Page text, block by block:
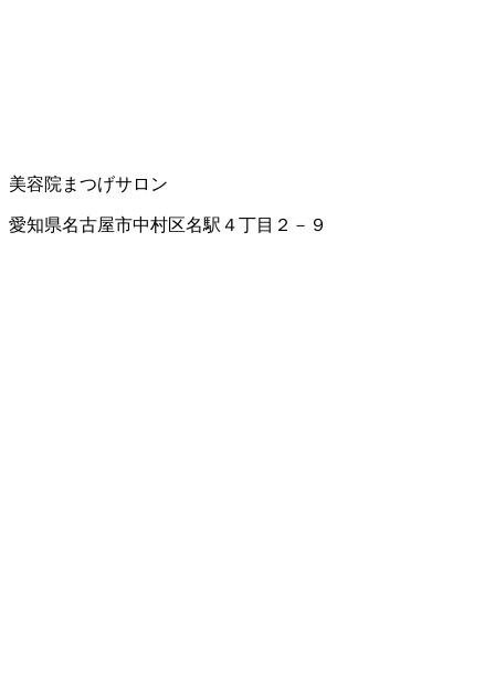
美容院 まつげサロン
愛知県名古屋市中村区名駅４丁目２－９